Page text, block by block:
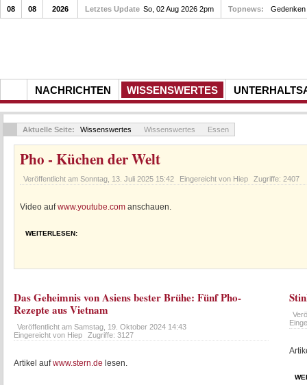
NACHRICHTEN WISSENSWERTES
08 08 2026 Letztes Update So, 02 Aug 2026 2pm Topnews: Gedenken
Aktuelle Seite: Wissenswertes Wissenswertes Essen
Pho - Küchen der Welt
Veröffentlicht am Sonntag, 13. Juli 2025 15:42 Eingereicht von Hiep Zugriffe: 2407
Video aufwww.youtube.com anschauen.
WEITERLESEN:
Das Geheimnis von Asiens bester Brühe: Fünf Pho-
Rezepte aus Vietnam
Veröffentlicht am Samstag, 19. Oktober 2024 14:43
Eingereicht von Hiep
Zugriffe: 3127
Artikel aufwww.stern.de lesen.